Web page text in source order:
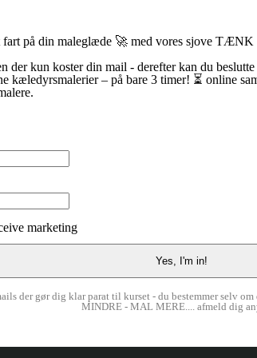
fart på din maleglæde 🚀 med vores sjove
der kun koster din mail - derefter kan du
kæledyrsmalerier – på bare 3 timer! ⏳ online
marketing
der gør dig klar parat til kurset - du bestemmer selv
MINDRE - MAL MERE.... afmeld dig